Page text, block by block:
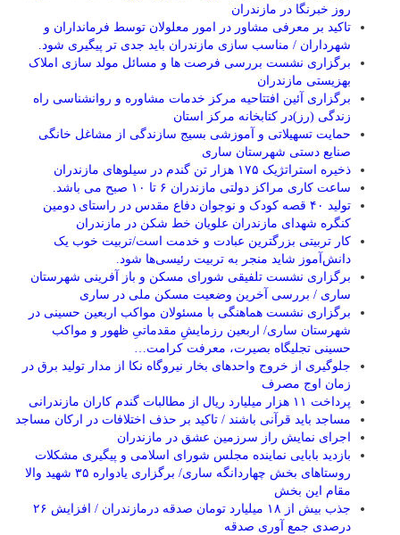
روز خبرنگا در مازندران
تاکید بر معرفی مشاور در امور معلولان توسط فرمانداران و
شهرداران / مناسب سازی مازندران باید جدی تر پیگیری شود.
برگزاری نشست بررسی فرصت ها و مسائل مولد سازی املاک
بهزیستی مازندران
برگزاری آئین افتتاحیه مرکز خدمات مشاوره و روانشناسی راه
زندگی (رز)در کتابخانه مرکز استان
حمایت تسهیلاتی و آموزشی بسیج سازندگی از مشاغل خانگی
صنایع دستی شهرستان ساری
ذخیره استراتژیک ۱۷۵ هزار تن گندم در سیلوهای مازندران
ساعت کاری مراکز دولتی مازندران ۶ تا ۱۰ صبح می باشد.
تولید ۴۰ قصه کودک و نوجوان دفاع مقدس در راستای دومین
کنگره شهدای مازندران علویان خط شکن در مازندران
کار تربیتی بزرگترین عبادت و خدمت است/تربیت خوب یک
دانش‌آموز شاید منجر به تربیت رئیسی‌ها شود.
برگزاری ‌نشست تلفیقی شورای مسکن و باز آفرینی شهرستان
ساری / بررسی آخرین وضعیت مسکن ملی در ساری
برگزاری نشست هماهنگی با مسئولان مواکب اربعین حسینی در
شهرستان ساری/ اربعین رزمایشِ مقدماتیِ ظهور و مواکب
حسینی تجلیگاه بصیرت، معرفت کرامت…
جلوگیری از خروج واحدهای بخار نیروگاه نکا از مدار تولید برق در
زمان اوج مصرف
پرداخت ۱۱ هزار میلیارد ریال از مطالبات گندم کاران مازندرانی
مساجد باید قرآنی باشند / تاکید بر حذف اختلافات در ارکان مساجد
اجرای نمایش راز سرزمین عشق در مازندران
بازدید بابایی نماینده مجلس شورای اسلامی و پیگیری مشکلات
روستاهای بخش چهاردانگه ساری/ برگزاری یادواره ۳۵ شهید والا
مقام این بخش
جذب بیش از ۱۸ میلیارد تومان صدقه درمازندران / افزایش ۲۶
درصدی جمع آوری صدقه